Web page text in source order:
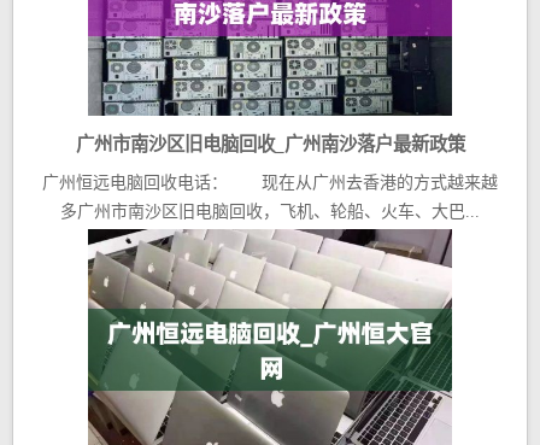
广州市南沙区旧电脑回收_广州南沙落户最新政策
广州恒远电脑回收电话： 现在从广州去香港的方式越来越
多广州市南沙区旧电脑回收，飞机、轮船、火车、大巴...